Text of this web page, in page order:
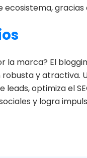
ecosistema,
la marca? El
y atractiva.
optimiza el
y logra